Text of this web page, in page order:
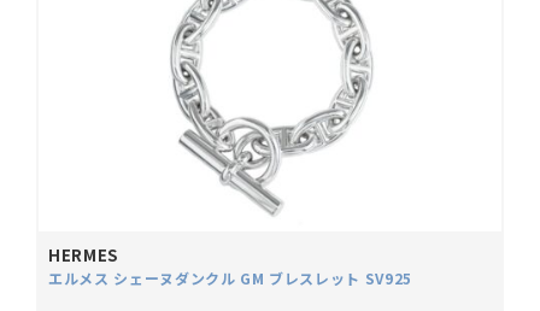
HERMES
エルメス シェーヌダンクル GM ブレスレット SV925